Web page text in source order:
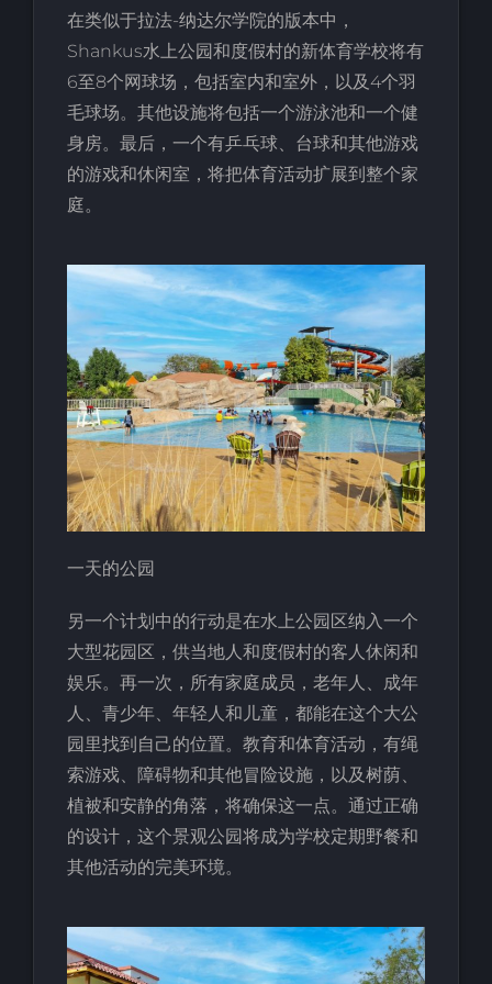
在类似于拉法-纳达尔学院的版本中，
Shankus水上公园和度假村的新体育学校将有
6至8个网球场，包括室内和室外，以及4个羽
毛球场。其他设施将包括一个游泳池和一个健
身房。最后，一个有乒乓球、台球和其他游戏
的游戏和休闲室，将把体育活动扩展到整个家
庭。
一天的公园
另一个计划中的行动是在水上公园区纳入一个
大型花园区，供当地人和度假村的客人休闲和
娱乐。再一次，所有家庭成员，老年人、成年
人、青少年、年轻人和儿童，都能在这个大公
园里找到自己的位置。教育和体育活动，有绳
索游戏、障碍物和其他冒险设施，以及树荫、
植被和安静的角落，将确保这一点。通过正确
的设计，这个景观公园将成为学校定期野餐和
其他活动的完美环境。